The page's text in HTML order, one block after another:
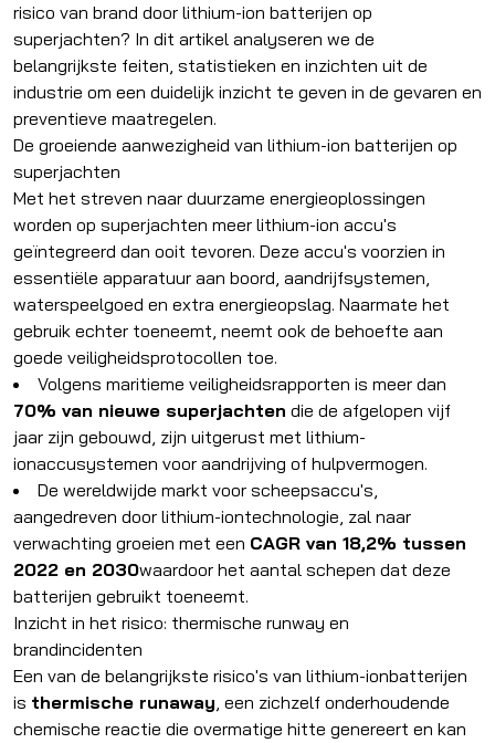
risico van brand door lithium-ion batterijen op
superjachten? In dit artikel analyseren we de
belangrijkste feiten, statistieken en inzichten uit de
industrie om een duidelijk inzicht te geven in de gevaren en
preventieve maatregelen.
De groeiende aanwezigheid van lithium-ion batterijen op
superjachten
Met het streven naar duurzame energieoplossingen
worden op superjachten meer lithium-ion accu's
geïntegreerd dan ooit tevoren. Deze accu's voorzien in
essentiële apparatuur aan boord, aandrijfsystemen,
waterspeelgoed en extra energieopslag. Naarmate het
gebruik echter toeneemt, neemt ook de behoefte aan
goede veiligheidsprotocollen toe.
Volgens maritieme veiligheidsrapporten is meer dan
70% van nieuwe superjachten die de afgelopen vijf
jaar zijn gebouwd, zijn uitgerust met lithium-
ionaccusystemen voor aandrijving of hulpvermogen.
De wereldwijde markt voor scheepsaccu's,
aangedreven door lithium-iontechnologie, zal naar
verwachting groeien met een CAGR van 18,2% tussen
2022 en 2030waardoor het aantal schepen dat deze
batterijen gebruikt toeneemt.
Inzicht in het risico: thermische runway en
brandincidenten
Een van de belangrijkste risico's van lithium-ionbatterijen
is thermische runaway, een zichzelf onderhoudende
chemische reactie die overmatige hitte genereert en kan